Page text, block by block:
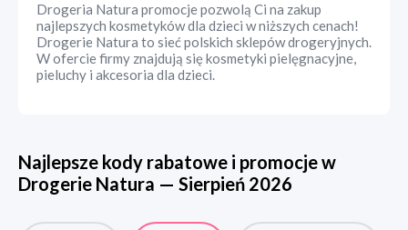
Drogeria Natura promocje pozwolą Ci na zakup
najlepszych kosmetyków dla dzieci w niższych cenach!
Drogerie Natura to sieć polskich sklepów drogeryjnych.
W ofercie firmy znajdują się kosmetyki pielęgnacyjne,
pieluchy i akcesoria dla dzieci.
Najlepsze kody rabatowe i promocje w
Drogerie Natura — Sierpień 2026